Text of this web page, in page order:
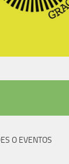
O EVENTOS